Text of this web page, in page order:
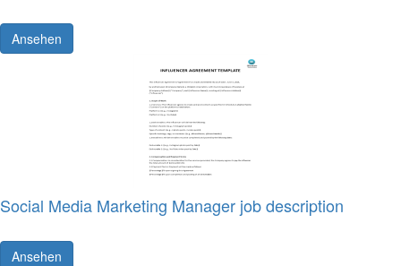
Ansehen
Social Media Marketing Manager job description
Ansehen